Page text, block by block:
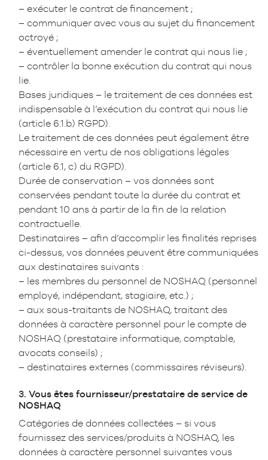
– exécuter le contrat de financement ;
– communiquer avec vous au sujet du financement
octroyé ;
– éventuellement amender le contrat qui nous lie ;
– contrôler la bonne exécution du contrat qui nous
lie.
Bases juridiques – le traitement de ces données est
indispensable à l’exécution du contrat qui nous lie
(article 6.1.b) RGPD).
Le traitement de ces données peut également être
nécessaire en vertu de nos obligations légales
(article 6.1, c) du RGPD).
Durée de conservation – vos données sont
conservées pendant toute la durée du contrat et
pendant 10 ans à partir de la fin de la relation
contractuelle.
Destinataires – afin d’accomplir les finalités reprises
ci-dessus, vos données peuvent être communiquées
aux destinataires suivants :
– les membres du personnel de NOSHAQ (personnel
employé, indépendant, stagiaire, etc.) ;
– aux sous-traitants de NOSHAQ, traitant des
données à caractère personnel pour le compte de
NOSHAQ (prestataire informatique, comptable,
avocats conseils) ;
– destinataires externes (commissaires réviseurs).
3. Vous êtes fournisseur/prestataire de service de
NOSHAQ
Catégories de données collectées – si vous
fournissez des services/produits à NOSHAQ, les
données à caractère personnel suivantes vous